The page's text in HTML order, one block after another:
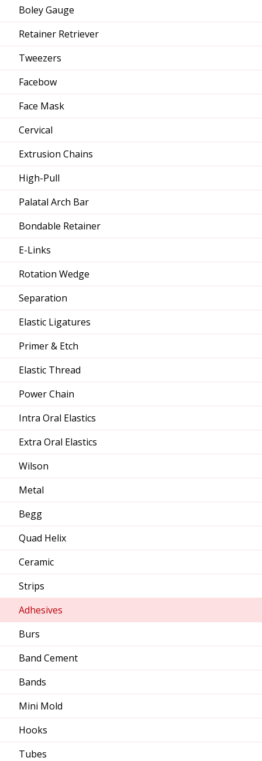
Boley Gauge
Retainer Retriever
Tweezers
Facebow
Face Mask
Cervical
Extrusion Chains
High-Pull
Palatal Arch Bar
Bondable Retainer
E-Links
Rotation Wedge
Separation
Elastic Ligatures
Primer & Etch
Elastic Thread
Power Chain
Intra Oral Elastics
Extra Oral Elastics
Wilson
Metal
Begg
Quad Helix
Ceramic
Strips
Adhesives
Burs
Band Cement
Bands
Mini Mold
Hooks
Tubes